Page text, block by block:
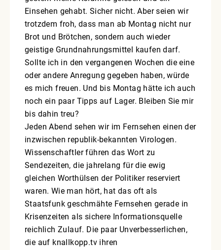
Einsehen gehabt. Sicher nicht. Aber seien wir
trotzdem froh, dass man ab Montag nicht nur
Brot und Brötchen, sondern auch wieder
geistige Grundnahrungsmittel kaufen darf.
Sollte ich in den vergangenen Wochen die eine
oder andere Anregung gegeben haben, würde
es mich freuen. Und bis Montag hätte ich auch
noch ein paar Tipps auf Lager. Bleiben Sie mir
bis dahin treu?
Jeden Abend sehen wir im Fernsehen einen der
inzwischen republik-bekannten Virologen.
Wissenschaftler führen das Wort zu
Sendezeiten, die jahrelang für die ewig
gleichen Worthülsen der Politiker reserviert
waren. Wie man hört, hat das oft als
Staatsfunk geschmähte Fernsehen gerade in
Krisenzeiten als sichere Informationsquelle
reichlich Zulauf. Die paar Unverbesserlichen,
die auf knallkopp.tv ihren